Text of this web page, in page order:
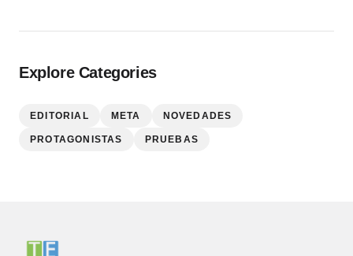
Explore Categories
EDITORIAL META NOVEDADES
PROTAGONISTAS PRUEBAS